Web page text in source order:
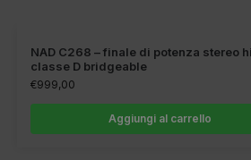
NAD C268 – finale di potenza stereo
classe D bridgeable
€999,00
Aggiungi al carrello